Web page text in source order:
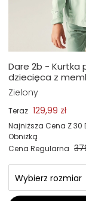
Dare 2b - Kurtka
dziecięca z
Zielony
Teraz 129,99 zł
Najniższa Cena Z 30
Obniżką
Cena Regularna